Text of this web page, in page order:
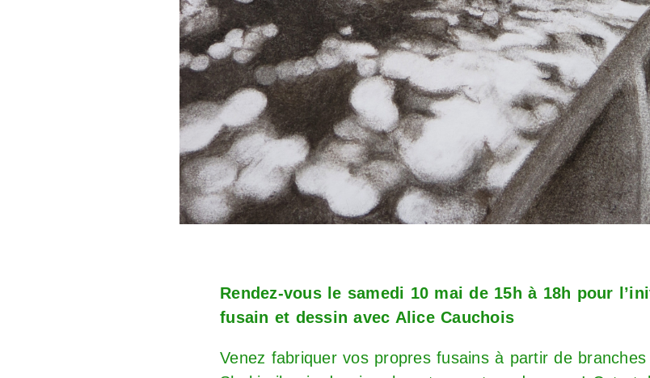
Rendez-vous le samedi 10 mai de 15h à 18h pour
fusain et dessin avec Alice Cauchois
Venez fabriquer vos propres fusains à partir de